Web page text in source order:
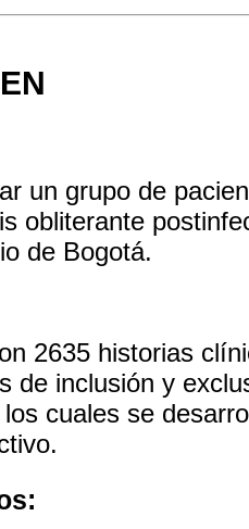
un grupo de
obliterante
de Bogotá.
2635 historias
de inclusión y
cuales se